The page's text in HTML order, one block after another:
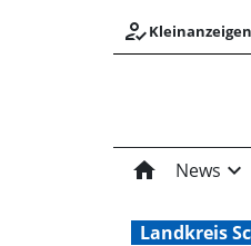
how_to_reg
home News expand_more
Landkreis